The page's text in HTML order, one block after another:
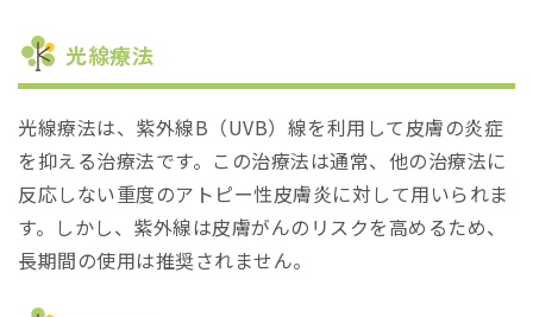
光線療法
光線療法は、紫外線B（UVB）線を利用して皮膚の炎症
を抑える治療法です。この治療法は通常、他の治療法に
反応しない重度のアトピー性皮膚炎に対して用いられま
す。しかし、紫外線は皮膚がんのリスクを高めるため、
長期間の使用は推奨されません。